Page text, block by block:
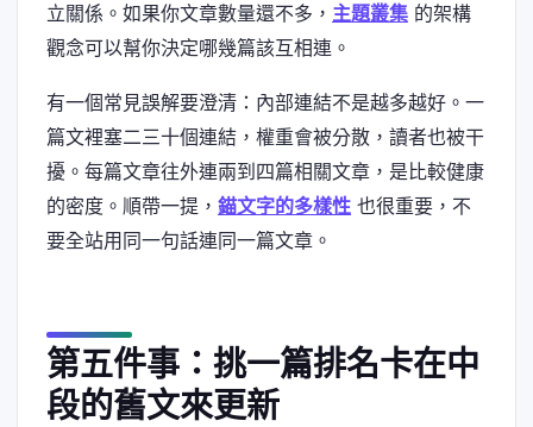
立關係。如果你文章數量還不多， 主題叢集 的架構
觀念可以幫你決定哪幾篇該互相連。
有一個常見誤解要澄清：內部連結不是越多越好。一
篇文裡塞二三十個連結，權重會被分散，讀者也被干
擾。每篇文章往外連兩到四篇相關文章，是比較健康
的密度。順帶一提， 錨文字的多樣性 也很重要，不
要全站用同一句話連同一篇文章。
第五件事：挑一篇排名卡在中
段的舊文來更新